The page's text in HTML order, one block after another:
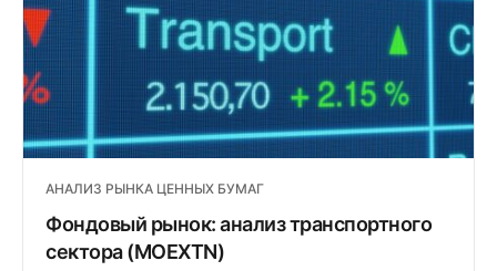
АНАЛИЗ РЫНКА ЦЕННЫХ БУМАГ
Фондовый рынок: анализ транспортного
сектора (MOEXTN)